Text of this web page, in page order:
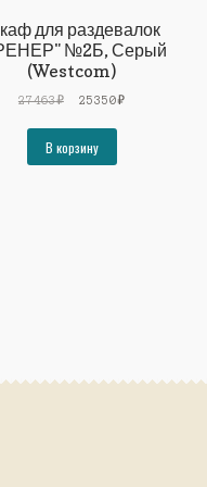
для раздевалок
№2Б, Серый
(Westcom)
27463₽
Первоначальная
27463₽.
25350₽Текущая
В корзину